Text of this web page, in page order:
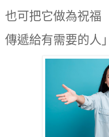
也可把它做為祝福
傳遞給有需要的人」